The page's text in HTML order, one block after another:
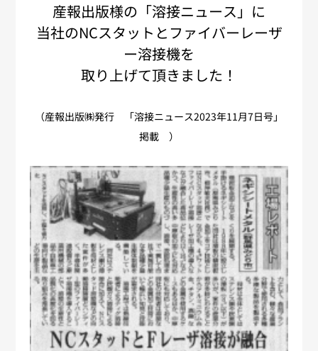
産報出版様の「溶接ニュース」に
当社のNCスタットとファイバーレーザ
ー溶接機を
取り上げて頂きました！
（産報出版㈱発行 「溶接ニュース2023年11月7日号」
掲載 ）